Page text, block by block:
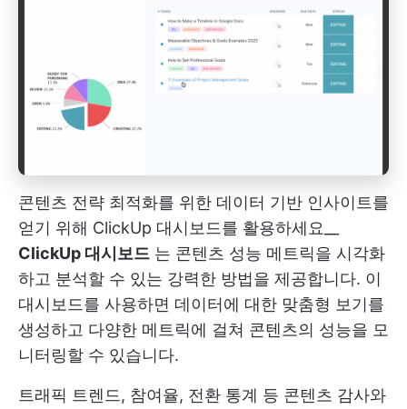
콘텐츠 전략 최적화를 위한 데이터 기반 인사이트를
얻기 위해 ClickUp 대시보드를 활용하세요__
ClickUp 대시보드 는 콘텐츠 성능 메트릭을 시각화
하고 분석할 수 있는 강력한 방법을 제공합니다. 이
대시보드를 사용하면 데이터에 대한 맞춤형 보기를
생성하고 다양한 메트릭에 걸쳐 콘텐츠의 성능을 모
니터링할 수 있습니다.
트래픽 트렌드, 참여율, 전환 통계 등 콘텐츠 감사와